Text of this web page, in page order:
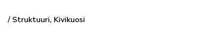
/ Struktuuri, Kivikuosi